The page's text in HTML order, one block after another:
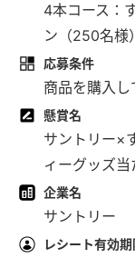
4本コース：
ン（250名様）
応募条件
商品を購入し
懸賞名
サントリー×
ィーグッズ当
企業名
サントリー
レシート有効期